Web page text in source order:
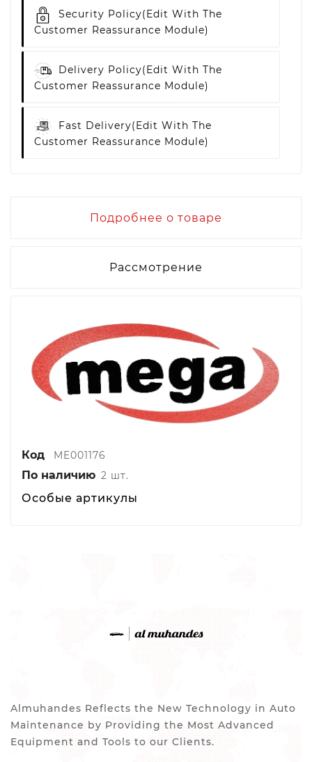
Security Policy(edit With The
Customer Reassurance Module)
Delivery Policy(edit With The
Customer Reassurance Module)
Fast Delivery(edit With The
Customer Reassurance Module)
Подробнее о товаре
Рассмотрение
Код ME001176
По наличию 2 шт.
Особые артикулы
Almuhandes Reflects the New Technology in Auto
Maintenance by Providing the Most Advanced
Equipment and Tools to our Clients.